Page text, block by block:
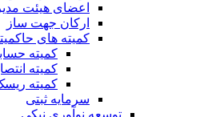
اعضای هیئت
ارکان جهت ساز
کمیته های
کمیته
کمیته
کمیته
سرمایه ثبتی
توسعه نوآوری نیکی